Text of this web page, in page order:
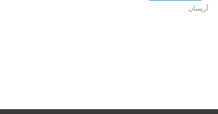
آریسان